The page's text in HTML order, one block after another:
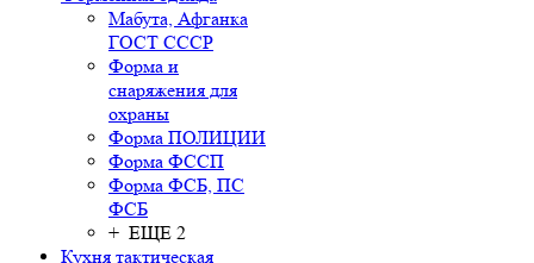
Мабута, Афганка
ГОСТ СССР
Форма и
снаряжения для
охраны
Форма ПОЛИЦИИ
Форма ФССП
Форма ФСБ, ПС
ФСБ
+ ЕЩЕ 2
Кухня тактическая